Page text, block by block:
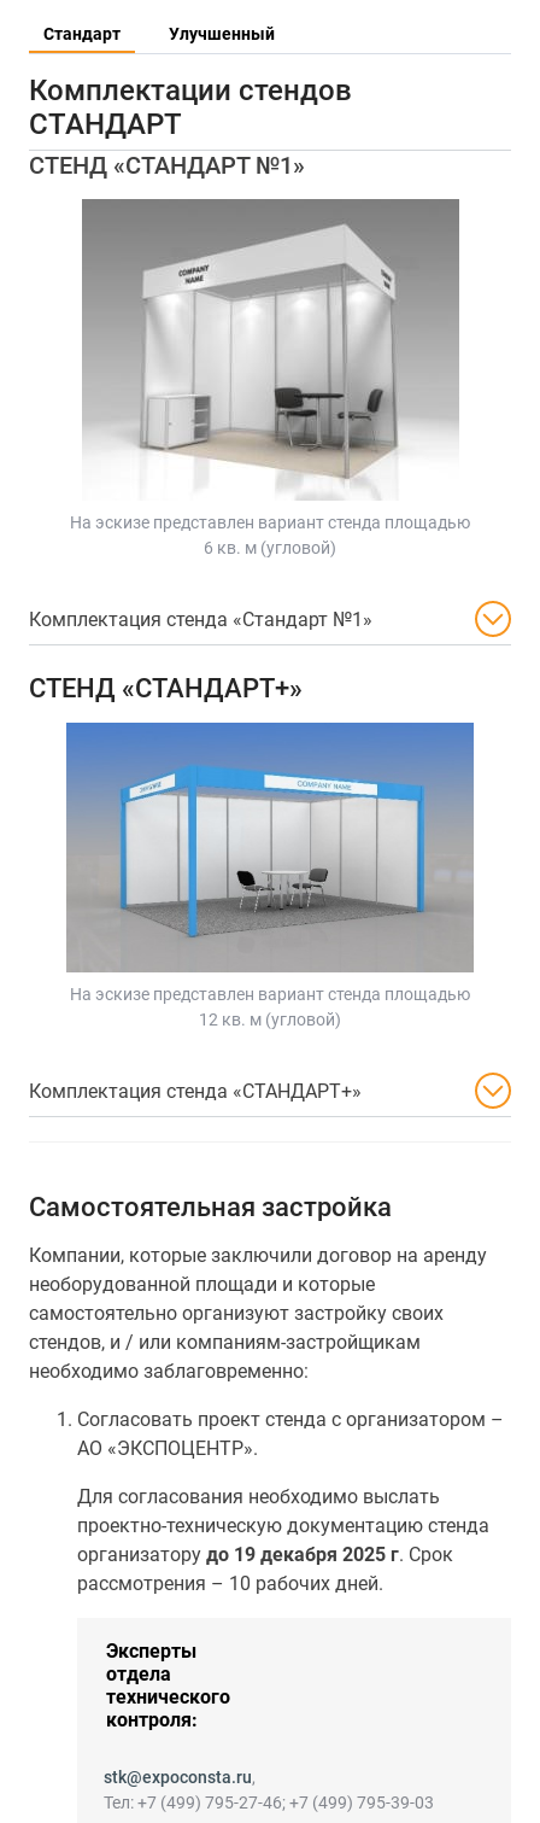
Стандарт Улучшенный
Комплектации стендов
СТАНДАРТ
СТЕНД «СТАНДАРТ №1»
На эскизе представлен вариант стенда площадью
6 кв. м (угловой)
Комплектация стенда «Стандарт №1»
СТЕНД «СТАНДАРТ+»
На эскизе представлен вариант стенда площадью
12 кв. м (угловой)
Комплектация стенда «СТАНДАРТ+»
Самостоятельная застройка
Компании, которые заключили договор на аренду
необорудованной площади и которые
самостоятельно организуют застройку своих
стендов, и / или компаниям-застройщикам
необходимо заблаговременно:
Согласовать проект стенда с организатором –
АО «ЭКСПОЦЕНТР».
Для согласования необходимо выслать
проектно-техническую документацию стенда
организатору до 19 декабря 2025 г. Срок
рассмотрения – 10 рабочих дней.
Эксперты
отдела
технического
контроля:
stk@expoconsta.ru,
Тел: +7 (499) 795-27-46; +7 (499) 795-39-03